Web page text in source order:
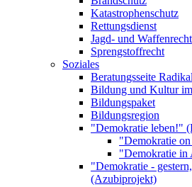
Katastrophenschutz
Rettungsdienst
Jagd- und Waffenrecht
Sprengstoffrecht
Soziales
Beratungsseite
Bildung und Kultur
Bildungspaket
Bildungsregion
"Demokratie leben!"
"Demokratie
"Demokratie in
"Demokratie -
(Azubiprojekt)